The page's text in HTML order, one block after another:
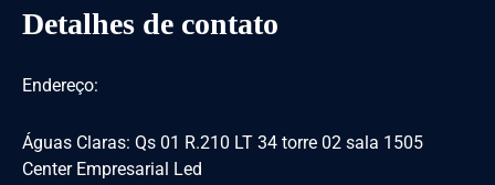
Detalhes de contato
Endereço:
Águas Claras: Qs 01 R.210 LT 34 torre 02 sala 1505
Center Empresarial Led